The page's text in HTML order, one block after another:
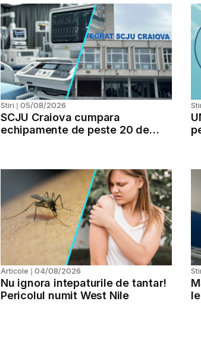
Stiri ❘ 05/08/2026
SCJU Craiova cumpara
echipamente de peste 20 de
Articole ❘ 04/08/2026
Nu ignora intepaturile de tantar!
Pericolul numit West Nile